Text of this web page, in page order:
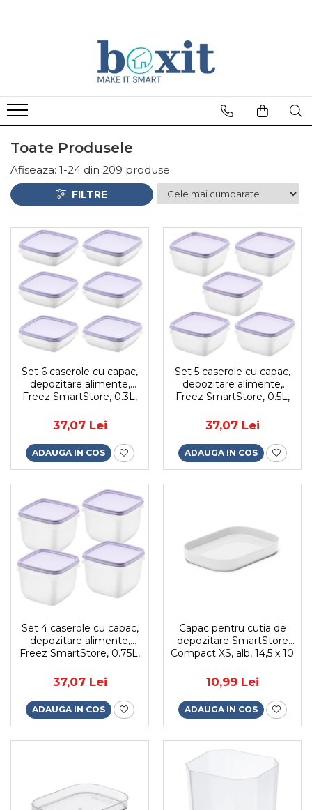
Toate Produsele
Afiseaza: 1-24 din 209 produse
FILTRE
Set 6 caserole cu capac,
depozitare alimente,
Freez SmartStore, 0.3L,
microunde si congelator,
capac ermetic
37,07 Lei
ADAUGA IN COS
Set 5 caserole cu capac,
depozitare alimente,
Freez SmartStore, 0.5L,
microunde si congelator,
capac ermetic
37,07 Lei
ADAUGA IN COS
Set 4 caserole cu capac,
depozitare alimente,
Freez SmartStore, 0.75L,
microunde si congelator,
capac ermetic
37,07 Lei
ADAUGA IN COS
Capac pentru cutia de
depozitare SmartStore
Compact XS, alb, 14,5 x 10
10,99 Lei
ADAUGA IN COS